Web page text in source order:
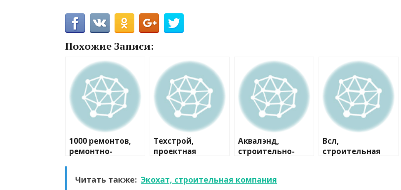
Похожие Записи:
1000 ремонтов,
ремонтно-
Техстрой,
проектная
Аквалэнд,
строительно-
Всл,
строительная
Читать также: Экохат, строительная компания